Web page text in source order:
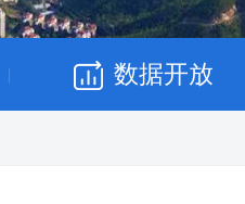
| 数据开放